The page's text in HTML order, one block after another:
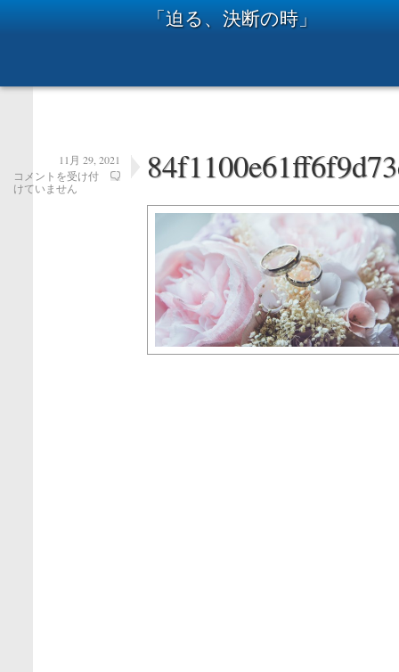
「迫る、決断の時」
11月 29, 2021
84f1100e61ff6f9d73c8ae0d45df8538-
1
コメントを受け付
けていません